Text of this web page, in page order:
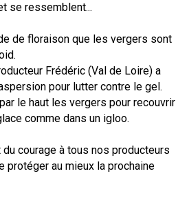
se ressemblent...
de floraison que les vergers sont
Frédéric (Val de Loire) a
pour lutter contre le gel.
le haut les vergers pour recouvrir
comme dans un igloo.
courage à tous nos producteurs
protéger au mieux la prochaine